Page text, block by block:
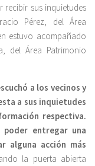
sus inquietudes
Pérez, del Área
estuvo acompañado
del Área Patrimonio
a los vecinos y
a sus inquietudes
respectiva.
entregar una
alguna acción más
la puerta abierta